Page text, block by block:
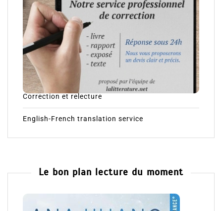
Correction et relecture
English-French translation service
Le bon plan lecture du moment